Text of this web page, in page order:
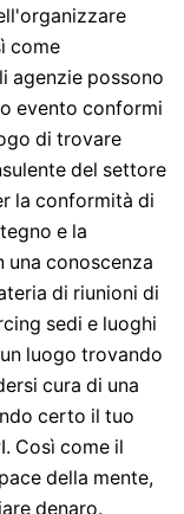
come
agenzie possono
evento conformi
di trovare
del settore
la conformità di
e la
una conoscenza
di riunioni di
sedi e luoghi
luogo trovando
cura di una
certo il tuo
Così come il
della mente,
denaro.